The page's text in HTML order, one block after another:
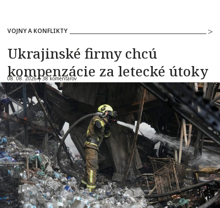
VOJNY A KONFLIKTY
Ukrajinské firmy chcú
kompenzácie za letecké útoky
08. 08. 2026 |38 komentárov